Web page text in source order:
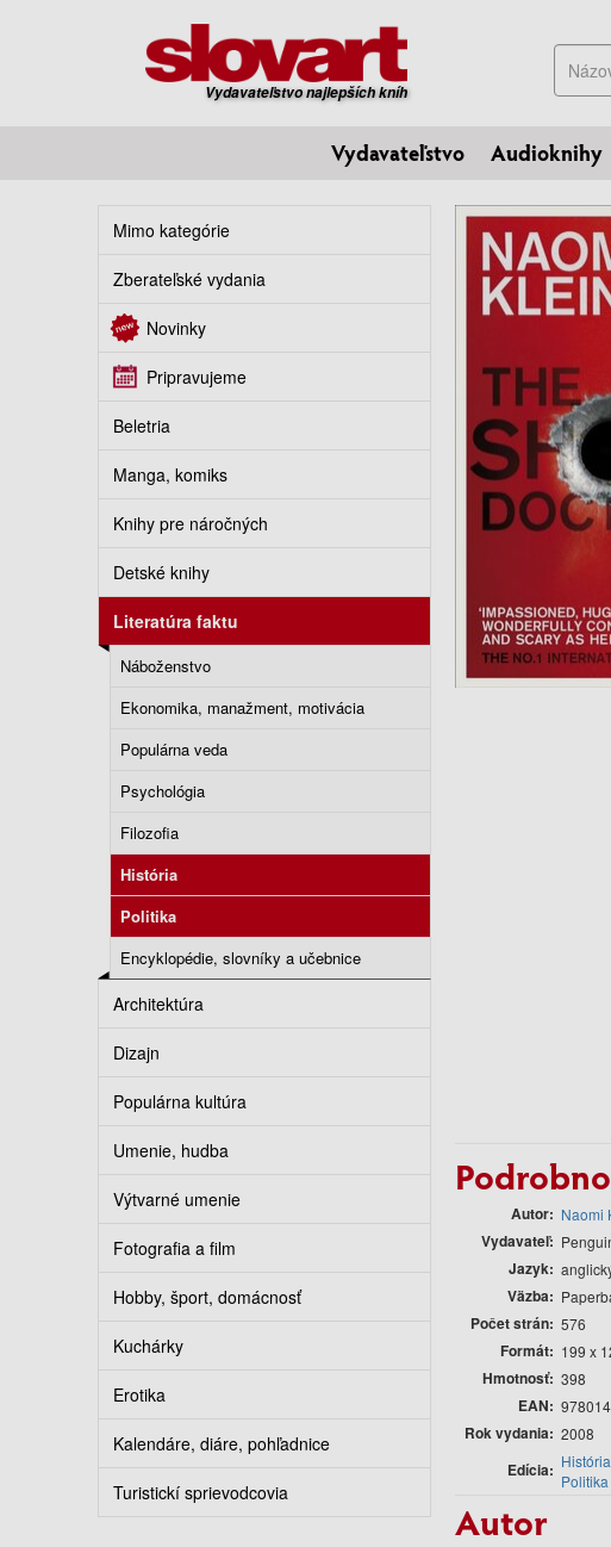
Vydavateľstvo najlepších kníh
Hľadať
Vydavateľstvo Audioknihy
Mimo kategórie
Zberateľské vydania
Novinky
Pripravujeme
Beletria
Manga, komiks
Knihy pre náročných
Detské knihy
Literatúra faktu
Náboženstvo
Ekonomika, manažment, motivácia
Populárna veda
Psychológia
Filozofia
História
Politika
Encyklopédie, slovníky a učebnice
Architektúra
Dizajn
Populárna kultúra
Umenie, hudba
Výtvarné umenie
Fotografia a film
Hobby, šport, domácnosť
Kuchárky
Erotika
Kalendáre, diáre, pohľadnice
Turistickí sprievodcovia
Autor Naomi
Vydavateľ
Jazyk
Väzba
Počet strán 576
Formát 199 x
Hmotnosť 398
EAN
Rok vydania 2008
Edícia
História
Politika
Autor